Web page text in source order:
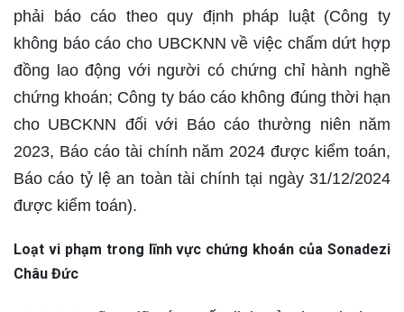
phải báo cáo theo quy định pháp luật (Công ty
không báo cáo cho UBCKNN về việc chấm dứt hợp
đồng lao động với người có chứng chỉ hành nghề
chứng khoán; Công ty báo cáo không đúng thời hạn
cho UBCKNN đối với Báo cáo thường niên năm
2023, Báo cáo tài chính năm 2024 được kiểm toán,
Báo cáo tỷ lệ an toàn tài chính tại ngày 31/12/2024
được kiểm toán).
Loạt vi phạm trong lĩnh vực chứng khoán của Sonadezi
Châu Đức